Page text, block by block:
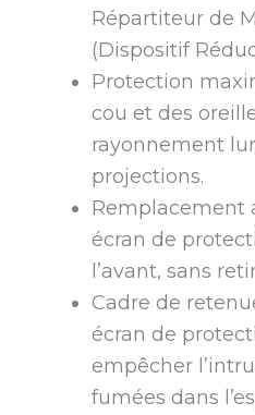
Répartiteur de
(Dispositif
Protection
cou et des
rayonnement
projections.
Remplacement
écran de
l’avant, sans
Cadre de
écran de
empêcher
fumées dans